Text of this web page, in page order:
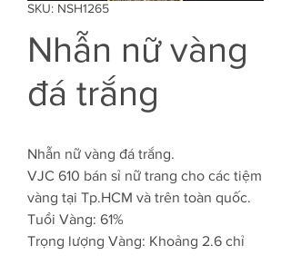
SKU: NSH1265
Nhẫn nữ vàng
đá trắng
Nhẫn nữ vàng đá trắng.
VJC 610 bán sỉ nữ trang cho các tiệm
vàng tại Tp.HCM và trên toàn quốc.
Tuổi Vàng: 61%
Trọng lượng Vàng: Khoảng 2.6 chỉ